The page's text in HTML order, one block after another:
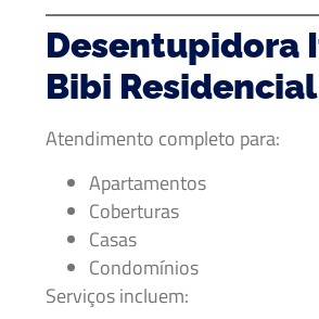
Desentupidora
Bibi Residencial
Atendimento completo para:
Apartamentos
Coberturas
Casas
Condomínios
Serviços incluem: